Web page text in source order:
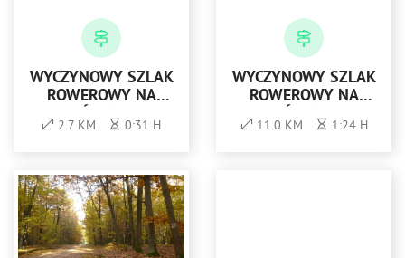
WYCZYNOWY SZLAK
ROWEROWY NA
PIERŚCIENICĘ -
CZERWONY
2.7 KM 0:31 H
WYCZYNOWY SZLAK
ROWEROWY NA
PIERŚCIENICĘ -
NIEBIESKI
11.0 KM 1:24 H